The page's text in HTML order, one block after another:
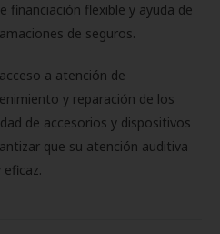
financiación flexible y ayuda de
de seguros.
a atención de
y reparación de los
de accesorios y dispositivos
que su atención auditiva